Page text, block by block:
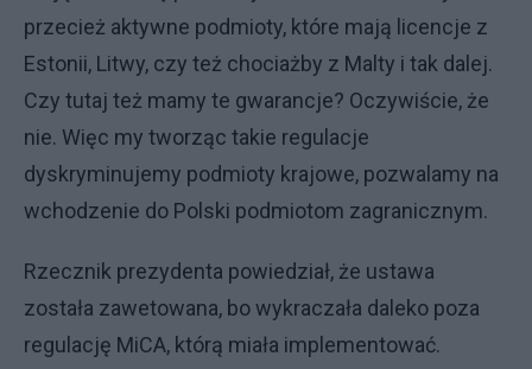
przecież aktywne podmioty, które mają licencje z
Estonii, Litwy, czy też chociażby z Malty i tak dalej.
Czy tutaj też mamy te gwarancje? Oczywiście, że
nie. Więc my tworząc takie regulacje
dyskryminujemy podmioty krajowe, pozwalamy na
wchodzenie do Polski podmiotom zagranicznym.
Rzecznik prezydenta powiedział, że ustawa
została zawetowana, bo wykraczała daleko poza
regulację MiCA, którą miała implementować.